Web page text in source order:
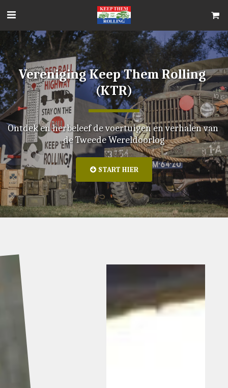
Vereniging Keep Them Rolling
(KTR)
Ontdek en herbeleef de voertuigen en verhalen van
de Tweede Wereldoorlog
START HIER